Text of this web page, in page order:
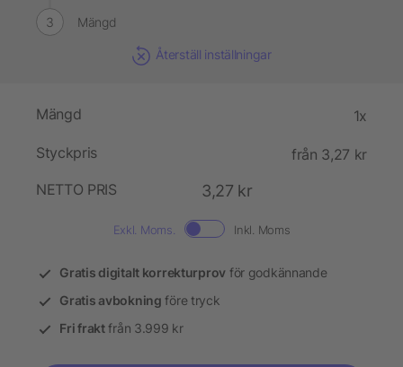
Mängd
Återställ inställningar
Mängd 1x
Styckpris
från 3,27 kr
NETTO PRIS
3,27 kr
Exkl. Moms. Inkl. Moms
Gratis digitalt korrekturprov för godkännande
Gratis avbokning före tryck
Fri fraktfrån 3.999 kr